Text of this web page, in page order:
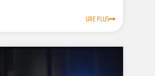
LIRE PLUS